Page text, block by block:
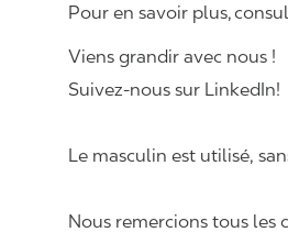
Pour en savoir plus,
Viens grandir avec nous !
Suivez-nous sur LinkedIn!
Le masculin est utilisé,
Nous remercions tous les